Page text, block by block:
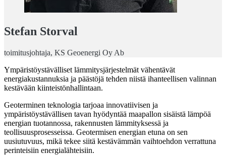
Stefan Storval
toimitusjohtaja, KS Geoenergi Oy Ab
Ympäristöystävälliset lämmitysjärjestelmät vähentävät
energiakustannuksia ja päästöjä tehden niistä ihanteellisen valinnan
kestävään kiinteistönhallintaan.
Geoterminen teknologia tarjoaa innovatiivisen ja
ympäristöystävällisen tavan hyödyntää maapallon sisäistä lämpöä
energian tuotannossa, rakennusten lämmityksessä ja
teollisuusprosesseissa. Geotermisen energian etuna on sen
uusiutuvuus, mikä tekee siitä kestävämmän vaihtoehdon verrattuna
perinteisiin energialähteisiin.